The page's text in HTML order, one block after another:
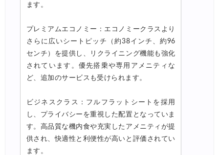
ます。
プレミアムエコノミー：エコノミークラスより
さらに広いシートピッチ（約38インチ、約96
センチ）を提供し、リクライニング機能も強化
されています。優先搭乗や専用アメニティな
ど、追加のサービスも受けられます。
ビジネスクラス：フルフラットシートを採用
し、プライバシーを重視した配置となっていま
す。高品質な機内食や充実したアメニティが提
供され、快適性と利便性が高いと評価されてい
ます。